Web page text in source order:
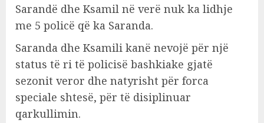
Sarandë dhe Ksamil në verë nuk ka lidhje
me 5 policë që ka Saranda.
Saranda dhe Ksamili kanë nevojë për një
status të ri të policisë bashkiake gjatë
sezonit veror dhe natyrisht për forca
speciale shtesë, për të disiplinuar
qarkullimin.